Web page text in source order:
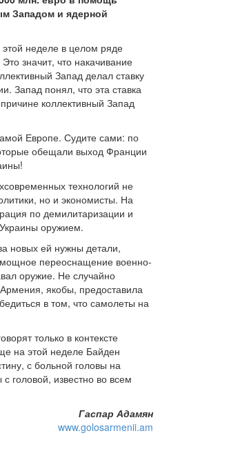
Западом и ядерной
неделе в целом ряде
значит, что накачивание
Запад делал ставку
Запад понял, что эта ставка
коллективный Запад
Европе. Судите сами: по
обещали выход Франции
технологий не
но и экономисты. На
по демилитаризации и
оружием.
новых ей нужны детали,
мощное переоснащение военно-
оружие. Не случайно
якобы, предоставила
в том, что самолеты на
только в контексте
на этой неделе Байден
с больной головы на
известно во всем
Гаспар Адамян
www.golosarmenii.am